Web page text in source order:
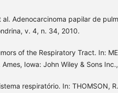
al. Adenocarcinoma papilar de
v. 4, n. 34, 2010.
of the Respiratory Tract. In:
Iowa: John Wiley & Sons
respiratório. In: THOMSON,